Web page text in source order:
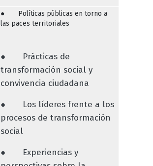
● Políticas públicas en torno a
las paces territoriales
● Prácticas de
transformación social y
convivencia ciudadana
● Los líderes frente a los
procesos de transformación
social
● Experiencias y